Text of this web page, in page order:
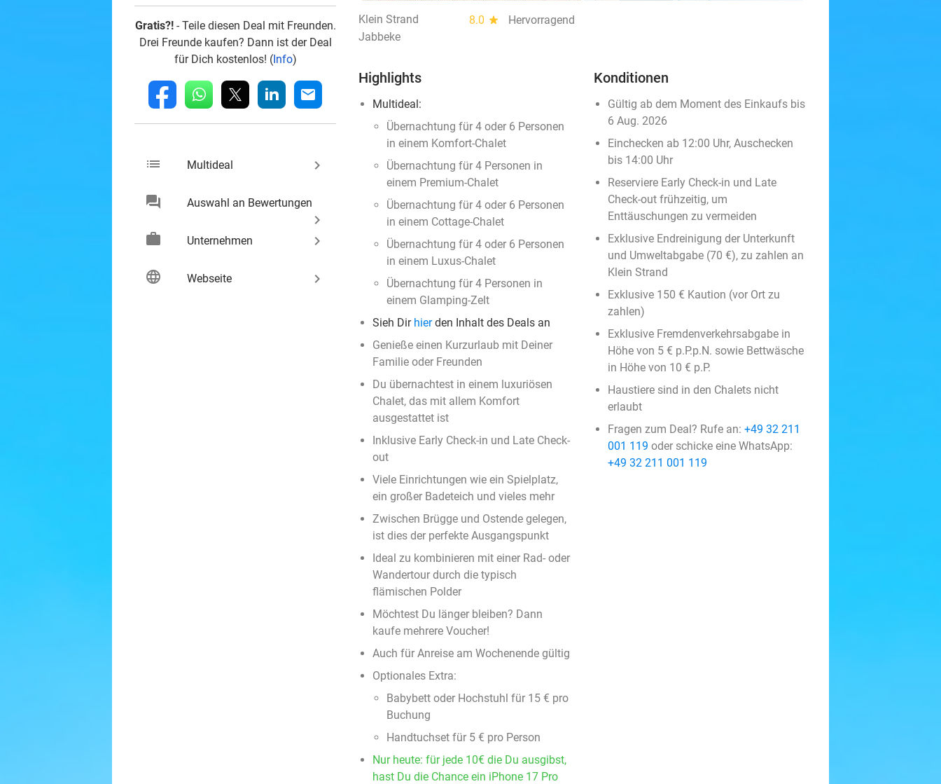
Gratis?!- Teile diesen Deal mit Freunden.
Drei Freunde kaufen? Dann ist der Deal
für Dich kostenlos! (Info)
fb whatsapp linkedin mail
list Multideal keyboard_arrow_right
chat Auswahl an Bewertungen
keyboard_arrow_right
work
Unternehmen keyboard_arrow_right
language Webseite keyboard_arrow_right
Klein Strand 8.0 star
Hervorragend
Jabbeke
Highlights
Multideal:
Übernachtung für 4 oder 6 Personen
in einem Komfort-Chalet
Übernachtung für 4 Personen in
einem Premium-Chalet
Übernachtung für 4 oder 6 Personen
in einem Cottage-Chalet
Übernachtung für 4 oder 6 Personen
in einem Luxus-Chalet
Übernachtung für 4 Personen in
einem Glamping-Zelt
Sieh Dir hierden Inhalt des Deals an
Genieße einen Kurzurlaub mit Deiner
Familie oder Freunden
Du übernachtest in einem luxuriösen
Chalet, das mit allem Komfort
ausgestattet ist
Inklusive Early Check-in und Late Check-
out
Viele Einrichtungen wie ein Spielplatz,
ein großer Badeteich und vieles mehr
Zwischen Brügge und Ostende gelegen,
ist dies der perfekte Ausgangspunkt
Ideal zu kombinieren mit einer Rad- oder
Wandertour durch die typisch
flämischen Polder
Möchtest Du länger bleiben? Dann
kaufe mehrere Voucher!
Auch für Anreise am Wochenende gültig
Optionales Extra:
Babybett oder Hochstuhl für 15 € pro
Buchung
Handtuchset für 5 € pro Person
Nur heute: für jede 10€ die Du ausgibst,
hast Du die Chance ein iPhone 17 Pro
Konditionen
Gültig ab dem Moment des Einkaufs bis
6 Aug. 2026
Einchecken ab 12:00 Uhr, Auschecken
bis 14:00 Uhr
Reserviere Early Check-in und Late
Check-out frühzeitig, um
Enttäuschungen zu vermeiden
Exklusive Endreinigung der Unterkunft
und Umweltabgabe (70 €), zu zahlen an
Klein Strand
Exklusive 150 € Kaution (vor Ort zu
zahlen)
Exklusive Fremdenverkehrsabgabe in
Höhe von 5 € p.P.p.N. sowie Bettwäsche
in Höhe von 10 € p.P.
Haustiere sind in den Chalets nicht
erlaubt
Fragen zum Deal? Rufe an: +49 32 211
001 119 oder schicke eine WhatsApp:
+49 32 211 001 119